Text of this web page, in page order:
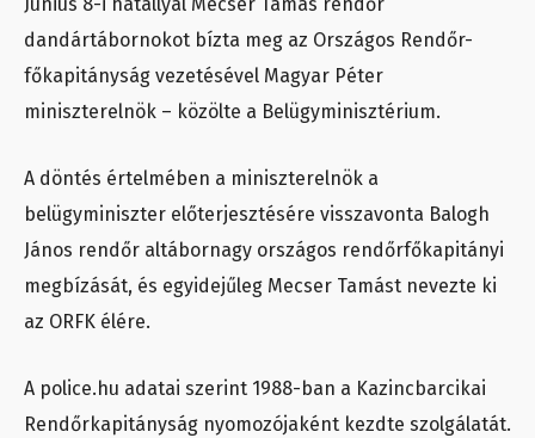
dandártábornokot bízta meg az Országos Rendőr-
főkapitányság vezetésével Magyar Péter
miniszterelnök – közölte a Belügyminisztérium.
A döntés értelmében a miniszterelnök a
belügyminiszter előterjesztésére visszavonta Balogh
János rendőr altábornagy országos rendőrfőkapitányi
megbízását, és egyidejűleg Mecser Tamást nevezte ki
az ORFK élére.
A police.hu adatai szerint 1988-ban a Kazincbarcikai
Rendőrkapitányság nyomozójaként kezdte szolgálatát.